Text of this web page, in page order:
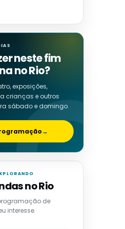
neste fim
no Rio?
exposições,
crianças e outros
sábado e domingo.
→
no Rio
de
interesse.